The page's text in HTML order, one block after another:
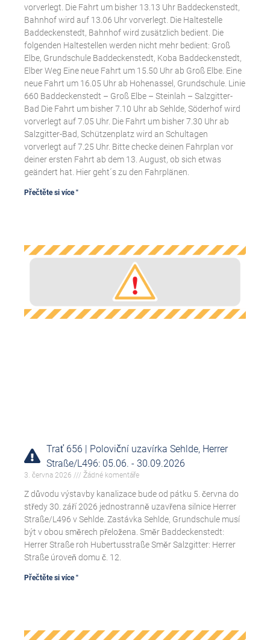
vorverlegt. Die Fahrt um bisher 13.13 Uhr Baddeckenstedt,
Bahnhof wird auf 13.06 Uhr vorverlegt. Die Haltestelle
Baddeckenstedt, Bahnhof wird zusätzlich bedient. Die
folgenden Haltestellen werden nicht mehr bedient: Groß
Elbe, Grundschule Baddeckenstedt, Koba Baddeckenstedt,
Elber Weg Eine neue Fahrt um 15.50 Uhr ab Groß Elbe. Eine
neue Fahrt um 16.05 Uhr ab Hohenassel, Grundschule. Linie
660 Baddeckenstedt – Groß Elbe – Steinlah – Salzgitter-
Bad Die Fahrt um bisher 7.10 Uhr ab Sehlde, Söderhof wird
vorverlegt auf 7.05 Uhr. Die Fahrt um bisher 7.30 Uhr ab
Salzgitter-Bad, Schützenplatz wird an Schultagen
vorverlegt auf 7.25 Uhr. Bitte checke deinen Fahrplan vor
deiner ersten Fahrt ab dem 13. August, ob sich etwas
geändert hat. Hier geht´s zu den Fahrplänen.
Přečtěte si více "
Trať 656 | Poloviční uzavírka Sehlde, Herrer
Straße/L496: 05.06. - 30.09.2026
3. června 2026 Žádné komentáře
Z důvodu výstavby kanalizace bude od pátku 5. června do
středy 30. září 2026 jednostranně uzavřena silnice Herrer
Straße/L496 v Sehlde. Zastávka Sehlde, Grundschule musí
být v obou směrech přeložena. Směr Baddeckenstedt:
Herrer Straße roh Hubertusstraße Směr Salzgitter: Herrer
Straße úroveň domu č. 12.
Přečtěte si více "